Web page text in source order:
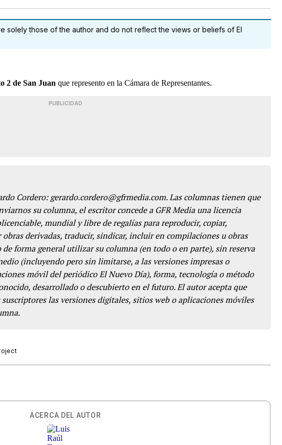
solely those of the author and do not reflect the views or beliefs of El
2 de San Juan que represento en la Cámara de Representantes.
PUBLICIDAD
Cordero: gerardo.cordero@gfrmedia.com. Las columnas tienen que
su columna, el escritor concede a GFR Media una licencia
mundial y libre de regalías para reproducir, copiar,
derivadas, traducir, sindicar, incluir en compilaciones u obras
forma general utilizar su columna (en todo o en parte), sin reserva
(incluyendo pero sin limitarse, a las versiones impresas o
móvil del periódico El Nuevo Día), forma, tecnología o método
desarrollado o descubierto en el futuro. El autor acepta que
suscriptores las versiones digitales, sitios web o aplicaciones móviles
ACERCA DEL AUTOR